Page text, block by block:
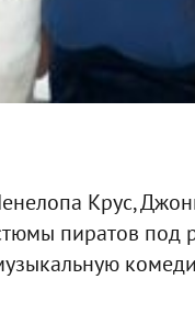
Крус,
пиратов под